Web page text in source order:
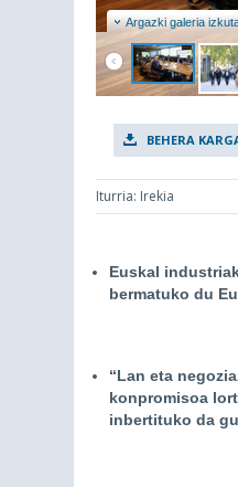
Argazki galeria
BEHERA
Iturria: Irekia
Euskal
bermatuko du
“Lan eta
konpromisoa
inbertituko da